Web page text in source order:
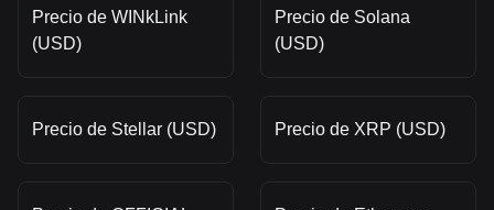
Precio de WINkLink
(USD)
Precio de Solana
(USD)
Precio de Stellar (USD) Precio de XRP (USD)